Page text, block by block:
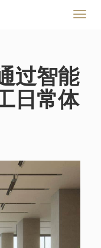
切
过智能
日常体